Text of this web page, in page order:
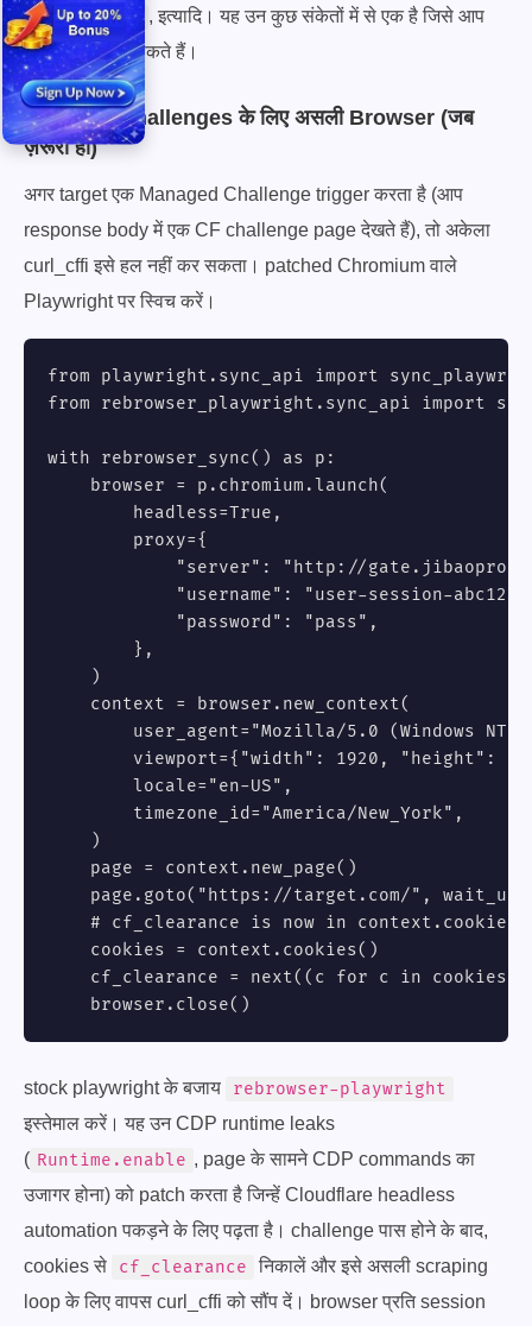
DE,de;q=0.9
, इत्यादि। यह उन कुछ संकेतों में से एक है जिसे आप
मुफ़्त में ठीक कर सकते हैं।
परत 4: JS Challenges के लिए असली Browser (जब
ज़रूरी हो)
अगर target एक Managed Challenge trigger करता है (आप
response body में एक CF challenge page देखते हैं), तो अकेला
curl_cffi इसे हल नहीं कर सकता। patched Chromium वाले
Playwright पर स्विच करें।
from playwright.sync_api import
from rebrowser_playwright.sync_api import
with rebrowser_sync() as p:
    browser = p.chromium.launch(
        headless=True,
        proxy={
"server": "http://
"username": "user-session-
            "password": "pass",
        },
    )
    context = browser.new_context(
user_agent="Mozilla/5.0 (Windows NT
viewport={"width": 1920, "height":
        locale="en-US",
        timezone_id="America/New_York",
    )
    page = context.new_page()
page.goto("https://target.com/",
# cf_clearance is now in
    cookies = context.cookies()
cf_clearance = next((c for c in cookies
    browser.close()
stock playwright के बजाय
rebrowser-playwright
इस्तेमाल करें। यह उन CDP runtime leaks
( Runtime.enable , page के सामने CDP commands का
उजागर होना) को patch करता है जिन्हें Cloudflare headless
automation पकड़ने के लिए पढ़ता है। challenge पास होने के बाद,
cookies से
cf_clearance निकालें और इसे असली scraping
loop के लिए वापस curl_cffi को सौंप दें। browser प्रति session